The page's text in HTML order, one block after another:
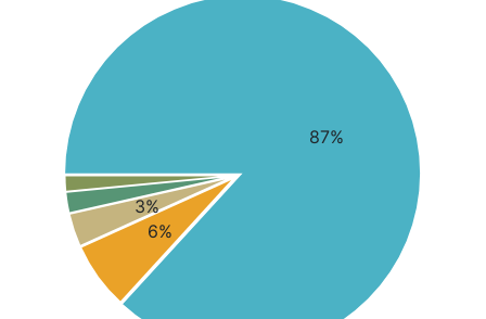
87%
6%
3%